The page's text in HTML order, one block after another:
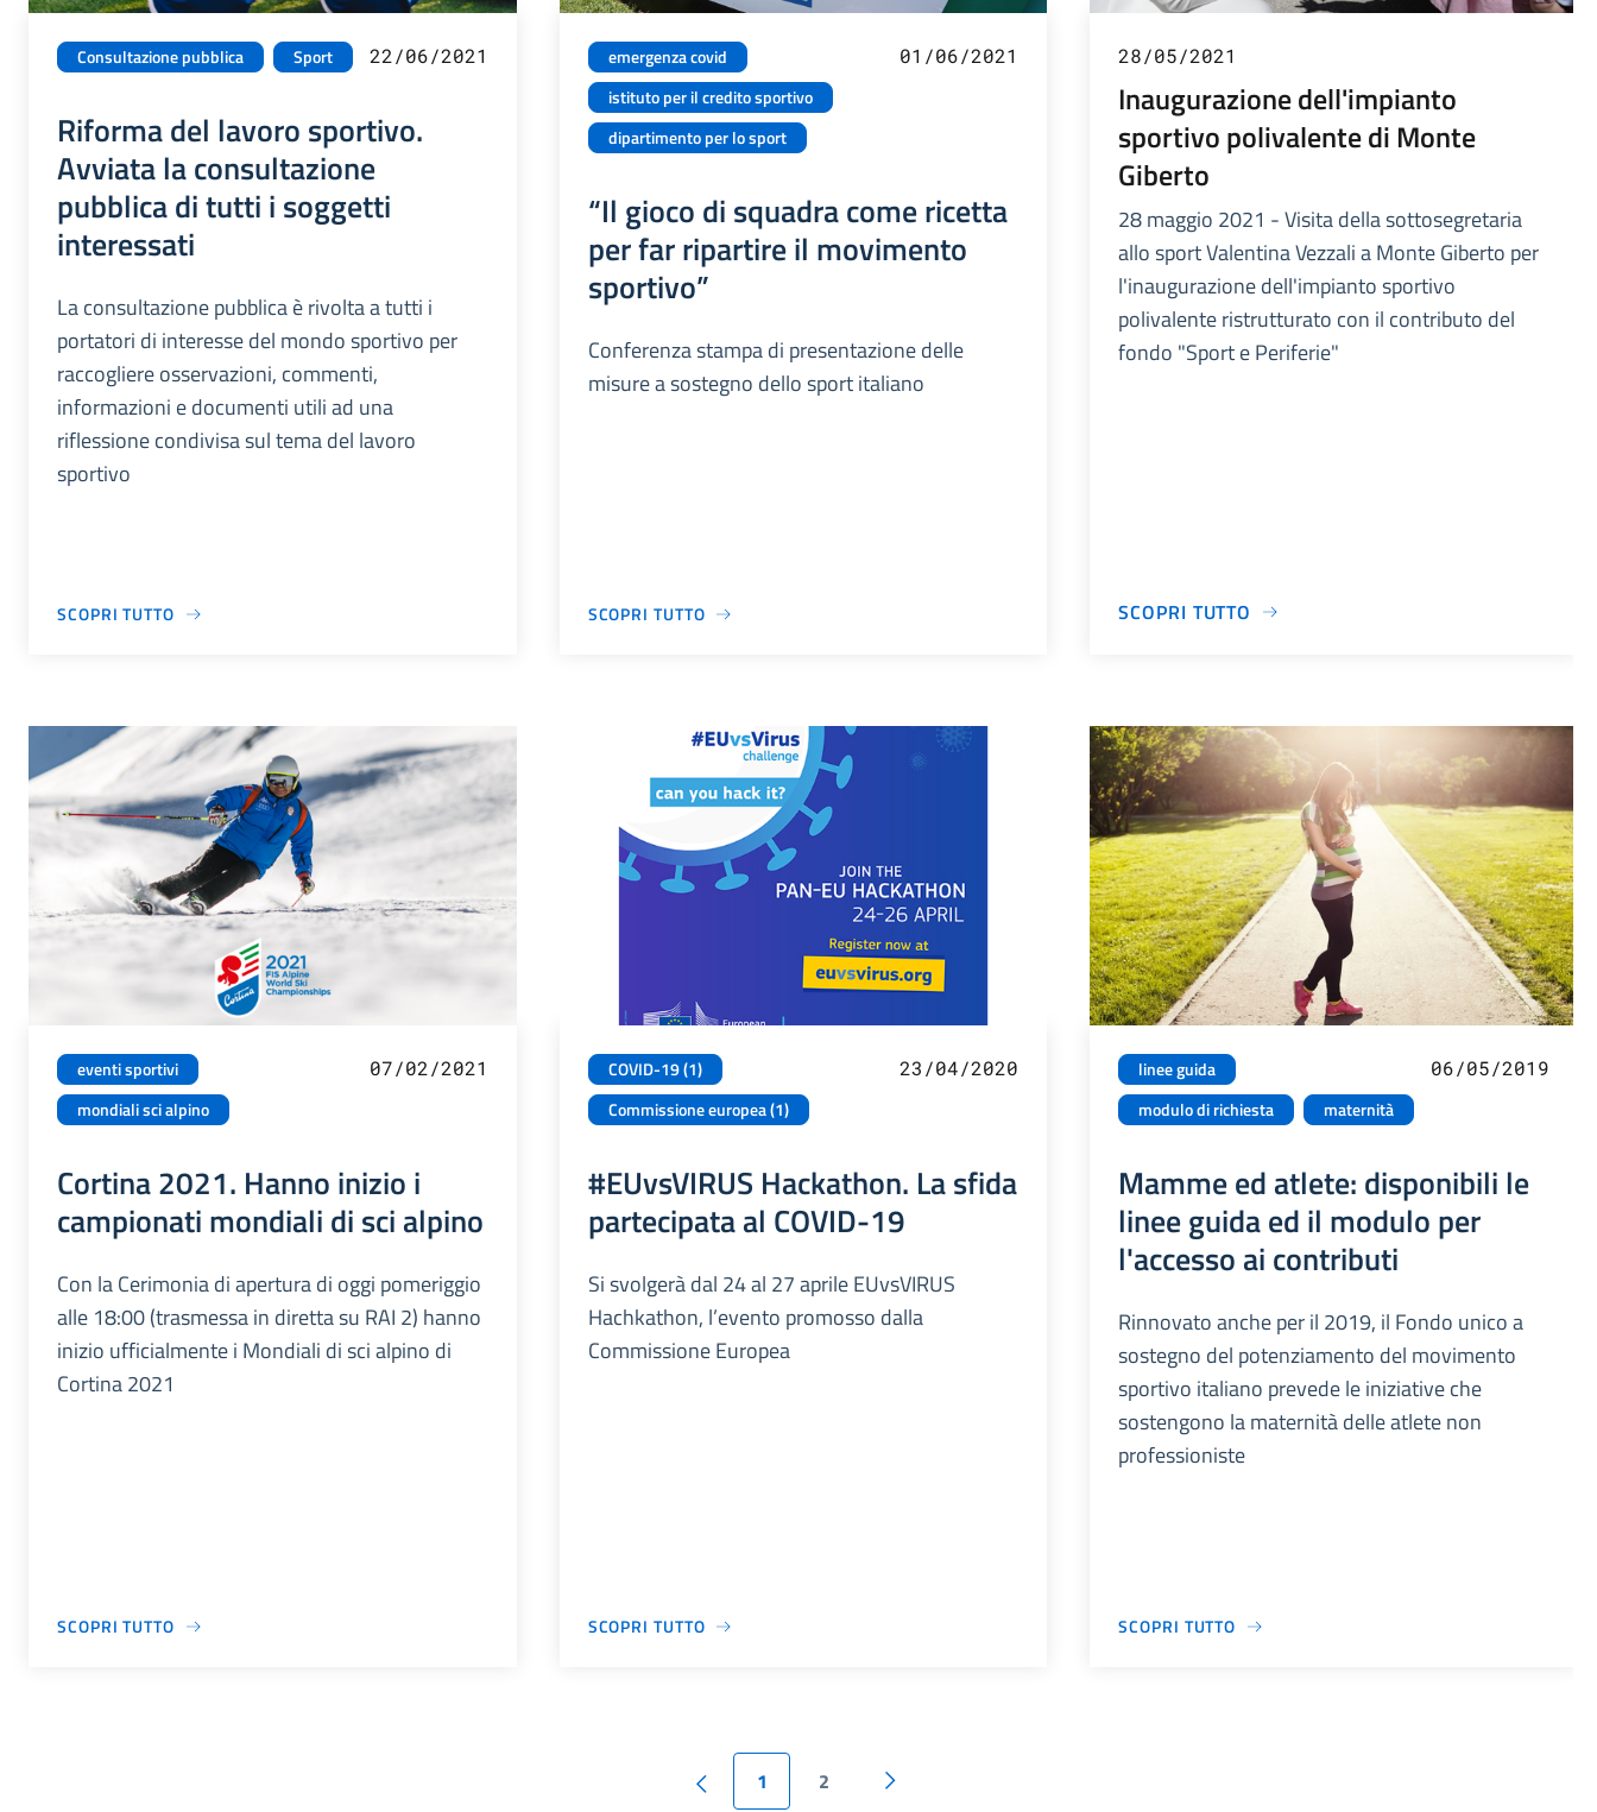
Consultazione pubblica Sport 22/06/2021
Riforma del lavoro sportivo.
Avviata la consultazione
pubblica di tutti i soggetti
interessati
La consultazione pubblica è rivolta a tutti i
portatori di interesse del mondo sportivo per
raccogliere osservazioni, commenti,
informazioni e documenti utili ad una
riflessione condivisa sul tema del lavoro
sportivo
SCOPRI TUTTO
emergenza covid
istituto per il credito sportivo
dipartimento per lo sport
01/06/2021
“Il gioco di squadra come ricetta
per far ripartire il movimento
sportivo”
Conferenza stampa di presentazione delle
misure a sostegno dello sport italiano
SCOPRI TUTTO
28/05/2021
Inaugurazione dell'impianto
sportivo polivalente di Monte
Giberto
28 maggio 2021 - Visita della sottosegretaria
allo sport Valentina Vezzali a Monte Giberto per
l'inaugurazione dell'impianto sportivo
polivalente ristrutturato con il contributo del
fondo "Sport e Periferie"
SCOPRI TUTTO
eventi sportivi
mondiali sci alpino
07/02/2021
Cortina 2021. Hanno inizio i
campionati mondiali di sci alpino
Con la Cerimonia di apertura di oggi pomeriggio
alle 18:00 (trasmessa in diretta su RAI 2) hanno
inizio ufficialmente i Mondiali di sci alpino di
Cortina 2021
SCOPRI TUTTO
COVID-19 (1)
Commissione europea (1)
23/04/2020
#EUvsVIRUS Hackathon. La sfida
partecipata al COVID-19
Si svolgerà dal 24 al 27 aprile EUvsVIRUS
Hachkathon, l’evento promosso dalla
Commissione Europea
SCOPRI TUTTO
linee guida
modulo di richiesta
maternità
06/05/2019
Mamme ed atlete: disponibili le
linee guida ed il modulo per
l'accesso ai contributi
Rinnovato anche per il 2019, il Fondo unico a
sostegno del potenziamento del movimento
sportivo italiano prevede le iniziative che
sostengono la maternità delle atlete non
professioniste
SCOPRI TUTTO
1 2